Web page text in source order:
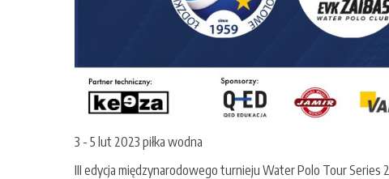
3 - 5 lut 2023 piłka wodna
III edycja międzynarodowego turnieju Water Polo Tour